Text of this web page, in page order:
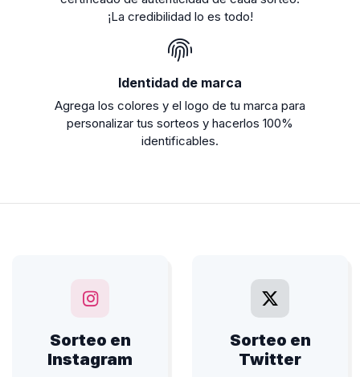
¡La credibilidad lo es todo!
Identidad de marca
Agrega los colores y el logo de tu marca para
personalizar tus sorteos y hacerlos 100%
identificables.
Sorteo en
Instagram
Sorteo en
Twitter